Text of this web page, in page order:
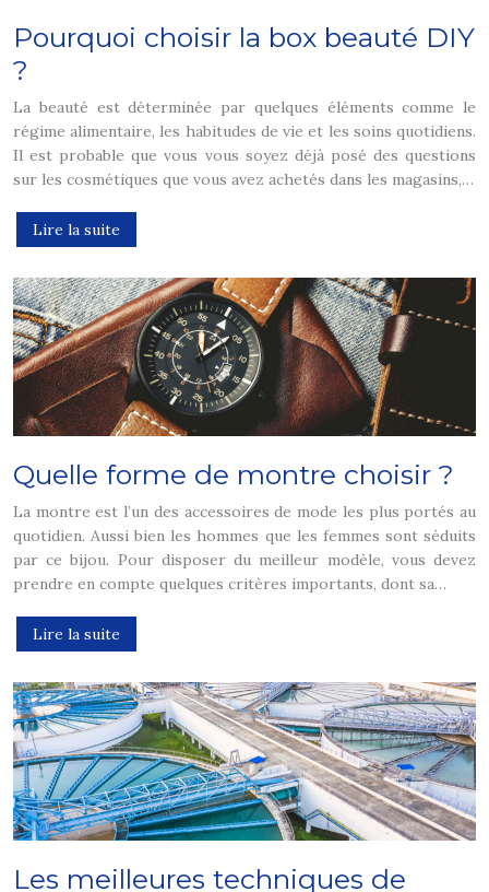
Pourquoi choisir la box beauté DIY
?
La beauté est déterminée par quelques éléments comme le
régime alimentaire, les habitudes de vie et les soins quotidiens.
Il est probable que vous vous soyez déjà posé des questions
sur les cosmétiques que vous avez achetés dans les magasins,…
Lire la suite
Quelle forme de montre choisir ?
La montre est l’un des accessoires de mode les plus portés au
quotidien. Aussi bien les hommes que les femmes sont séduits
par ce bijou. Pour disposer du meilleur modèle, vous devez
prendre en compte quelques critères importants, dont sa…
Lire la suite
Les meilleures techniques de